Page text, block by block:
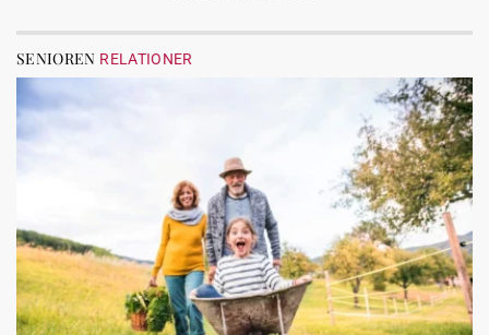
SENIOREN RELATIONER